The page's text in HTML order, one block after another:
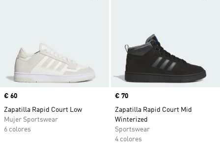
Precio
€ 60
Zapatilla Rapid Court Low
Mujer Sportswear
6 colores
Precio
€ 70
Zapatilla Rapid Court Mid
Winterized
Sportswear
4 colores